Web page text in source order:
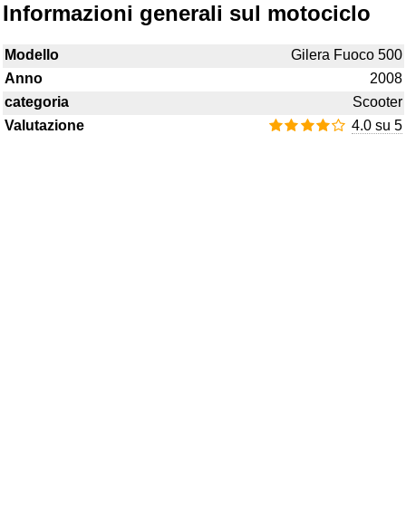
Informazioni generali sul motociclo
Modello
Gilera Fuoco 500
Anno
2008
categoria
Scooter
Valutazione
4.0 su 5